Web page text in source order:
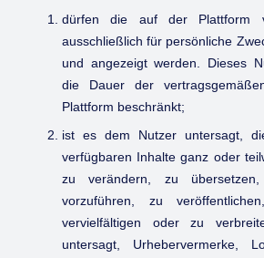
dürfen die auf der Plattform
ausschließlich für persönliche
und angezeigt werden. Dieses
die Dauer der
Plattform beschränkt;
ist es dem Nutzer untersagt,
verfügbaren Inhalte ganz oder
zu verändern, zu
vorzuführen, zu
vervielfältigen oder zu
untersagt, Urhebervermerke,